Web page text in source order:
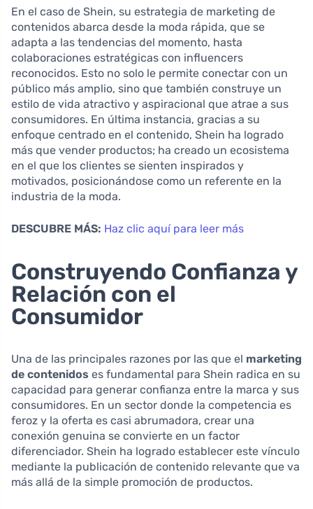
En el caso de Shein, su estrategia de marketing de
contenidos abarca desde la moda rápida, que se
adapta a las tendencias del momento, hasta
colaboraciones estratégicas con influencers
reconocidos. Esto no solo le permite conectar con un
público más amplio, sino que también construye un
estilo de vida atractivo y aspiracional que atrae a sus
consumidores. En última instancia, gracias a su
enfoque centrado en el contenido, Shein ha logrado
más que vender productos; ha creado un ecosistema
en el que los clientes se sienten inspirados y
motivados, posicionándose como un referente en la
industria de la moda.
DESCUBRE MÁS: Haz clic aquí para leer más
Construyendo Confianza y
Relación con el
Consumidor
Una de las principales razones por las que el marketing
de contenidos es fundamental para Shein radica en su
capacidad para generar confianza entre la marca y sus
consumidores. En un sector donde la competencia es
feroz y la oferta es casi abrumadora, crear una
conexión genuina se convierte en un factor
diferenciador. Shein ha logrado establecer este vínculo
mediante la publicación de contenido relevante que va
más allá de la simple promoción de productos.